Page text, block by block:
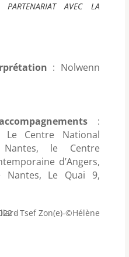
PARTENARIAT AVEC LA
: Nolwenn
:
Le Centre National
Nantes, le Centre
d’Angers,
Le Quai 9,